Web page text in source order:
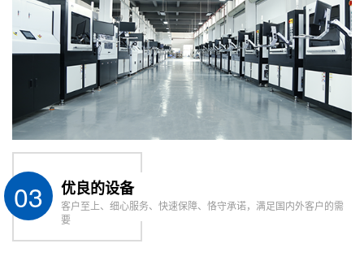
03 优良的设备
客户至上、细心服务、快速保障、恪守承诺，满足国内外客户的需
要